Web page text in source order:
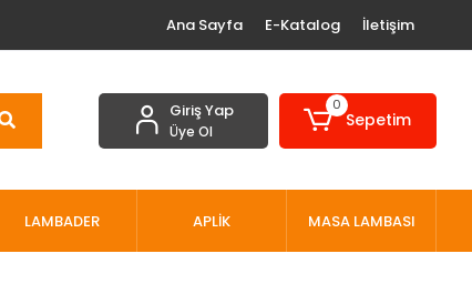
Ana Sayfa E-Katalog İletişim
Giriş Yap
Üye Ol
0
Sepetim
LAMBADER APLİK MASA LAMBASI